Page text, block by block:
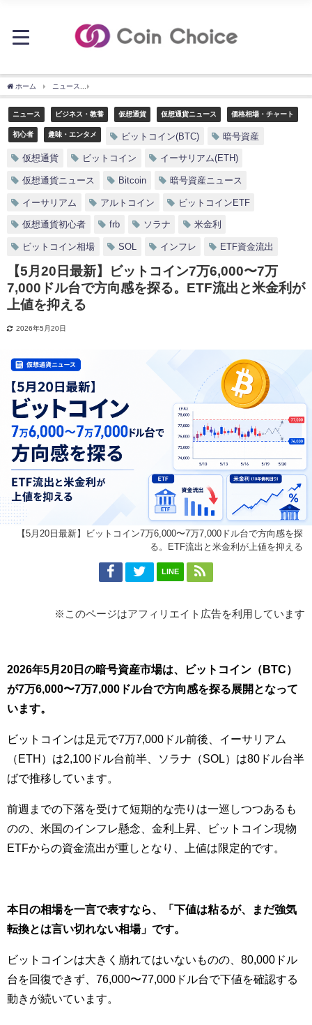
ホーム ニュース
ニュース ビジネス・教養 仮想通貨 仮想通貨ニュース 価格相場・チャート
初心者 趣味・エンタメ ビットコイン(BTC) 暗号資産
仮想通貨 ビットコイン イーサリアム(ETH)
仮想通貨ニュース Bitcoin 暗号資産ニュース
イーサリアム アルトコイン ビットコインETF
仮想通貨初心者 frb ソラナ 米金利
ビットコイン相場 SOL インフレ ETF資金流出
【5月20日最新】ビットコイン7万6,000〜7万
7,000ドル台で方向感を探る。ETF流出と米金利が
上値を抑える
2026年5月20日
【5月20日最新】ビットコイン7万6,000〜7万7,000ドル台で方向感を探
る。ETF流出と米金利が上値を抑える
LINE
※このページはアフィリエイト広告を利用しています
2026年5月20日の暗号資産市場は、ビットコイン（BTC）
が7万6,000〜7万7,000ドル台で方向感を探る展開となって
います。
ビットコインは足元で7万7,000ドル前後、イーサリアム
（ETH）は2,100ドル台前半、ソラナ（SOL）は80ドル台半
ばで推移しています。
前週までの下落を受けて短期的な売りは一巡しつつあるも
のの、米国のインフレ懸念、金利上昇、ビットコイン現物
ETFからの資金流出が重しとなり、上値は限定的です。
本日の相場を一言で表すなら、「下値は粘るが、まだ強気
転換とは言い切れない相場」です。
ビットコインは大きく崩れてはいないものの、80,000ドル
台を回復できず、76,000〜77,000ドル台で下値を確認する
動きが続いています。